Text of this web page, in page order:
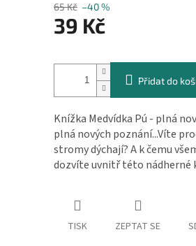
65 Kč –40 %
39 Kč
cena:
Přidat do
Knížka Medvídka Pú - plná
plná nových poznání...Víte
stromy dýchají? A k čemu
dozvíte uvnitř této nádherné
TISK ZEPTAT SE